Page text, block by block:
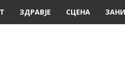
ЗДРАВЈЕ СЦЕНА